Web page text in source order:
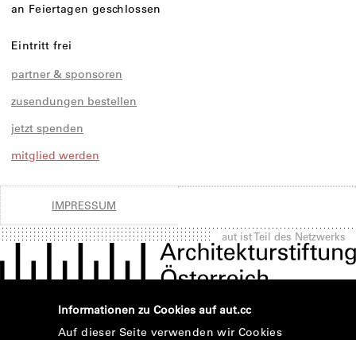
an Feiertagen geschlossen
Eintritt frei
partner & sponsoren
zusendungen bestellen
jetzt spenden
mitglied werden
IMPRESSUM
aut ist Teil des Netzwerks
Informationen zu Cookies auf aut.cc
Auf dieser Seite verwenden wir Cookies